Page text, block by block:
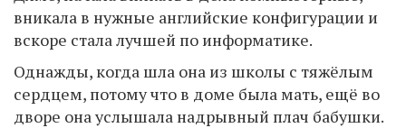
вникала в нужные английские конфигурации и
вскоре стала лучшей по информатике.
Однажды, когда шла она из школы с тяжёлым
сердцем, потому что в доме была мать, ещё во
дворе она услышала надрывный плач бабушки.